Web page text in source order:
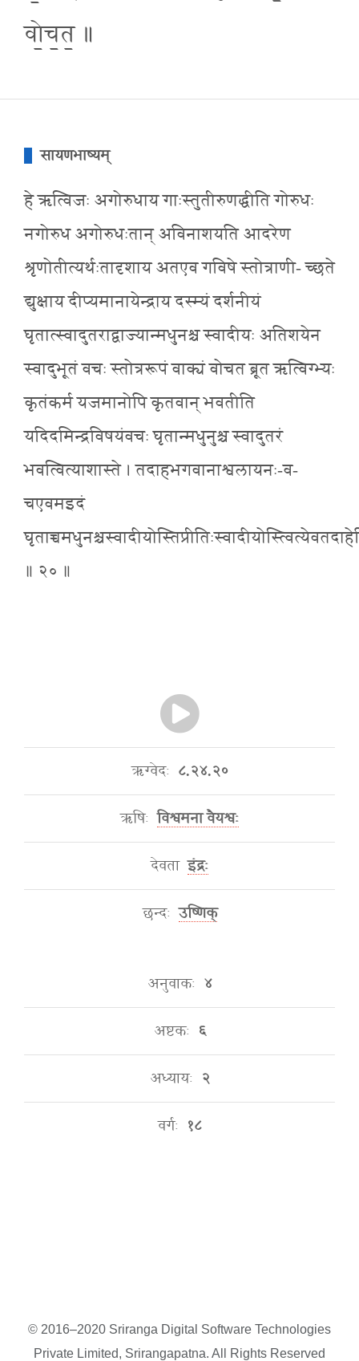
वो॒च॒त॒ ॥
सायणभाष्यम्
हे ऋत्विजः अगोरुधाय गाःस्तुतीरुणद्धीति गोरुधः
नगोरुध अगोरुधःतान् अविनाशयति आदरेण
श्रृणोतीत्यर्थःतादृशाय अतएव गविषे स्तोत्राणी- च्छते
द्युक्षाय दीप्यमानायेन्द्राय दस्म्यं दर्शनीयं
घृतात्स्वादुतराद्वाज्यान्मधुनश्च स्वादीयः अतिशयेन
स्वादुभूतं वचः स्तोत्ररूपं वाक्यं वोचत ब्रूत ऋत्विग्भ्यः
कृतंकर्म यजमानोपि कृतवान् भवतीति
यदिदमिन्द्रविषयंवचः घृतान्मधुनुश्च स्वादुतरं
भवत्वित्याशास्ते । तदाहभगवानाश्वलायनः-व-
चएवमइदं
॥ २० ॥
ऋग्वेदः ८.२४.२०
ऋषिः विश्वमना वैयश्वः
देवता इंद्रः
छन्दः उष्णिक्
अनुवाकः ४
अष्टकः ६
अध्यायः २
वर्गः १८
© 2016–2020 Sriranga Digital Software Technologies
Private Limited, Srirangapatna. All Rights Reserved